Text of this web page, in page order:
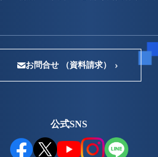
お問合せ （資料請求）
公式SNS